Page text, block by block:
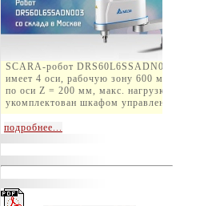
SCARA-робот DRS60L6SSADN003
имеет 4 оси, рабочую зону 600 мм, ход
по оси Z = 200 мм, макс. нагрузка 6кг и
укомплектован шкафом управления.
подробнее...